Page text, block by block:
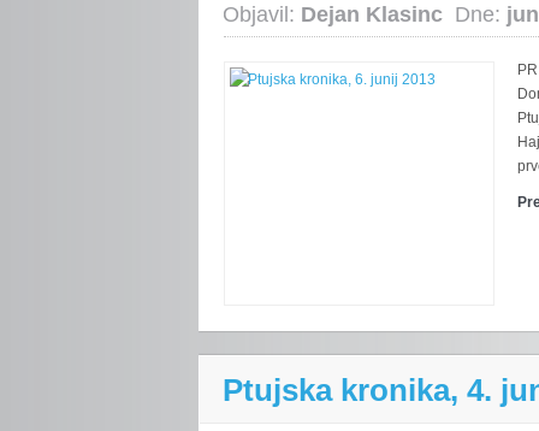
Objavil: Dejan Klasinc Dne:
Ptujska kronika, 4.